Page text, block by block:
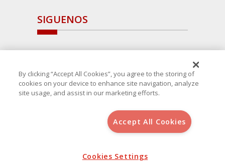
SIGUENOS
, S.L.U.(B-64405731) c/ San Norberto
Aviso Legal
Política de Cookies
By clicking “Accept All Cookies”, you agree to the storing of
cookies on your device to enhance site navigation, analyze
site usage, and assist in our marketing efforts.
Accept All Cookies
Cookies Settings